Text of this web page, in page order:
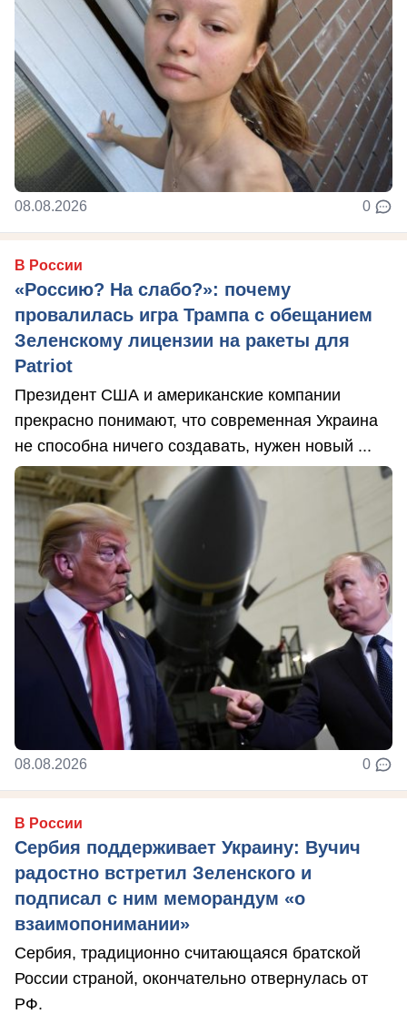
08.08.2026 0
В России
«Россию? На слабо?»: почему
провалилась игра Трампа с обещанием
Зеленскому лицензии на ракеты для
Patriot
Президент США и американские компании
прекрасно понимают, что современная Украина
не способна ничего создавать, нужен новый ...
08.08.2026 0
В России
Сербия поддерживает Украину: Вучич
радостно встретил Зеленского и
подписал с ним меморандум «о
взаимопонимании»
Сербия, традиционно считающаяся братской
России страной, окончательно отвернулась от
РФ.